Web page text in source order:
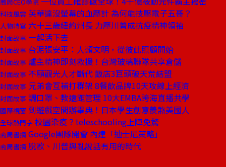
科技風雲 英華達沒螢幕的血壓計 為何能技壓電子五哥？
人物特寫 六十三歲紐約州長 力壓川普成抗疫精神領袖
封面故事 一起活下去
封面故事 台泥張安平：人類文明，從彼此照顧開始
封面故事 爐主精神即刻救援！台灣玻璃聯隊共享倉儲
封面故事 不願觀光人才斷代 飯店3巨頭破天荒結盟
封面故事 兄弟會互補打群架 8餐飲品牌10天攻線上經濟
封面故事 調口罩、教遠距管理 10大EMBA跨海直播共學
國際視窗 到遊戲空間辦畢典！日本學生創意羨煞美國人
全球熱門字 校園染疫？teleschooling上陣免驚
商周書摘 Google團隊開會 內建「迪士尼策略」
商周書摘 脫歐、川普與亂說話有用的時代